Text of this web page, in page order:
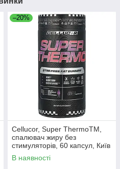
–20%
Cellucor, Super ThermoTM,
спалювач жиру без
стимуляторів, 60 капсул, Київ
В наявності